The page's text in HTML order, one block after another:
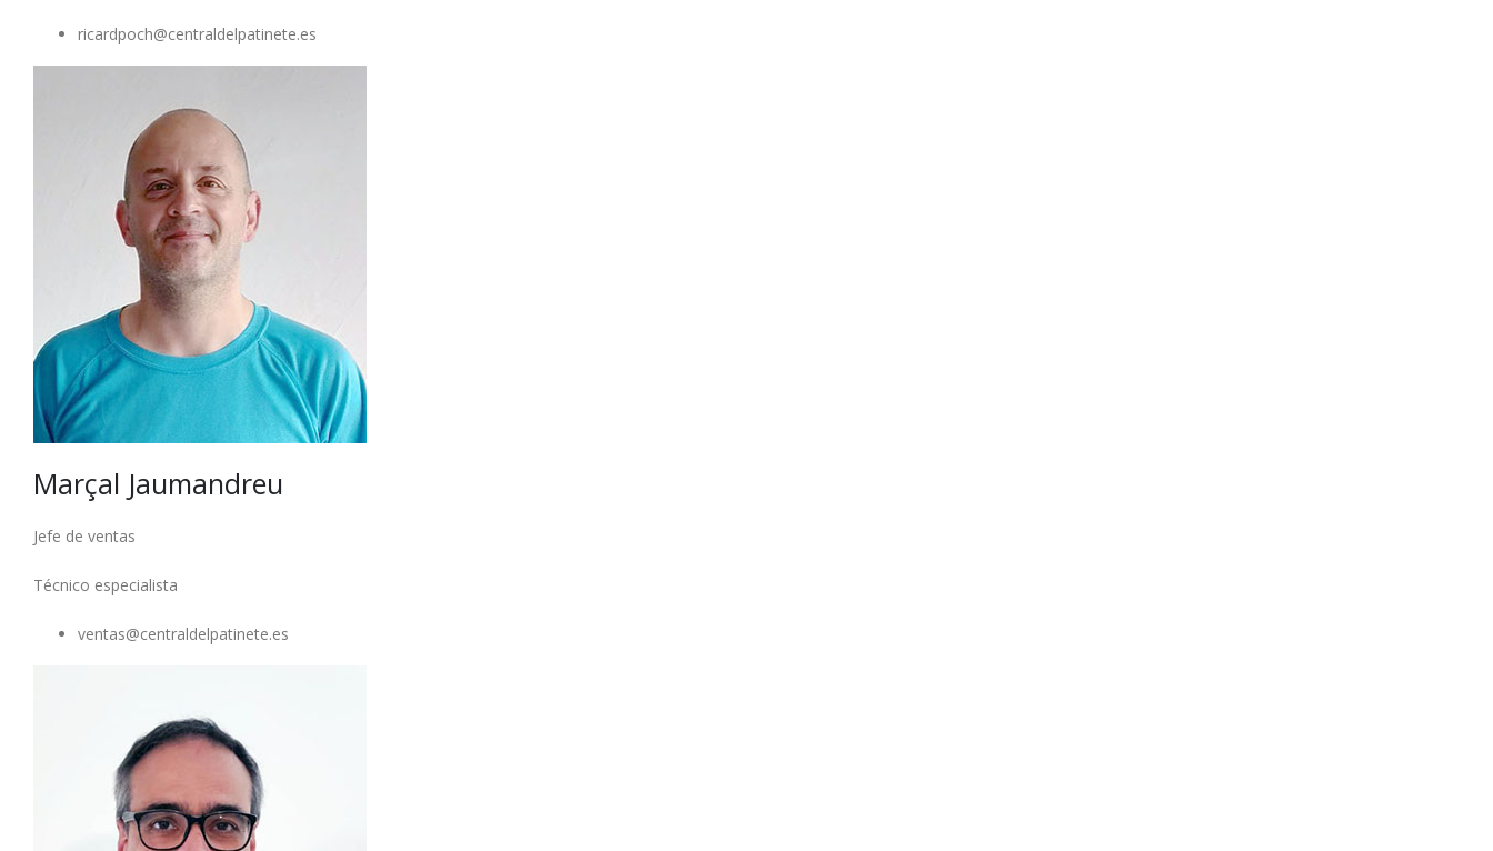
ricardpoch@centraldelpatinete.es
Marçal Jaumandreu
Jefe de ventas
Técnico especialista
ventas@centraldelpatinete.es